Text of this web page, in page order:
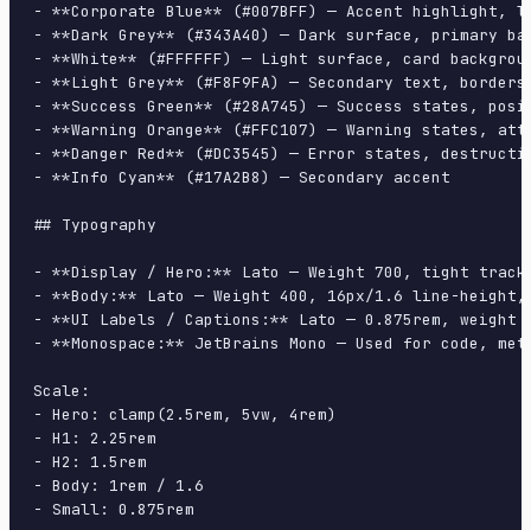
- **Corporate Blue** (#007BFF) — Accent highlight,
- **Dark Grey** (#343A40) — Dark surface, primary
- **White** (#FFFFFF) — Light surface, card
- **Light Grey** (#F8F9FA) — Secondary text,
- **Success Green** (#28A745) — Success states,
- **Warning Orange** (#FFC107) — Warning states,
- **Danger Red** (#DC3545) — Error states,
- **Info Cyan** (#17A2B8) — Secondary accent
## Typography
- **Display / Hero:** Lato — Weight 700, tight
- **Body:** Lato — Weight 400, 16px/1.6 line-height,
- **UI Labels / Captions:** Lato — 0.875rem,
- **Monospace:** JetBrains Mono — Used for code,
Scale:
- Hero: clamp(2.5rem, 5vw, 4rem)
- H1: 2.25rem
- H2: 1.5rem
- Body: 1rem / 1.6
- Small: 0.875rem